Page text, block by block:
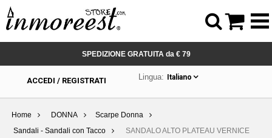
SPEDIZIONE GRATUITA da € 79
ACCEDI / REGISTRATI Lingua: Italiano
Home DONNA
Scarpe Donna
Sandali - Sandali con Tacco
SANDALO ALTO PLATEAU VERNICE
 